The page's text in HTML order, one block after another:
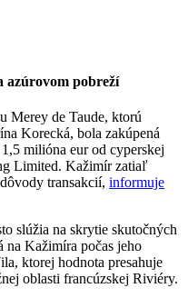
azúrovom pobreží
Merey de Taude, ktorú
Korecká, bola zakúpená
milióna eur od cyperskej
Limited. Kažimír zatiaľ
transakcií, informuje
slúžia na skrytie skutočných
na Kažimíra počas jeho
ktorej hodnota presahuje
oblasti francúzskej Riviéry.